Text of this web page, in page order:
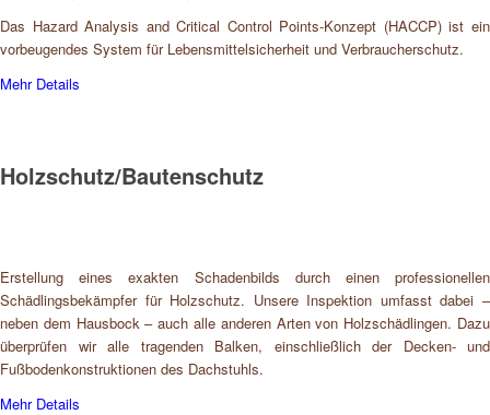
Das Hazard Analysis and Critical Control Points-Konzept (HACCP) ist ein
vorbeugendes System für Lebensmittelsicherheit und Verbraucherschutz.
Mehr Details
Holzschutz/Bautenschutz
Erstellung eines exakten Schadenbilds durch einen professionellen
Schädlingsbekämpfer für Holzschutz. Unsere Inspektion umfasst dabei –
neben dem Hausbock – auch alle anderen Arten von Holzschädlingen. Dazu
überprüfen wir alle tragenden Balken, einschließlich der Decken- und
Fußbodenkonstruktionen des Dachstuhls.
Mehr Details